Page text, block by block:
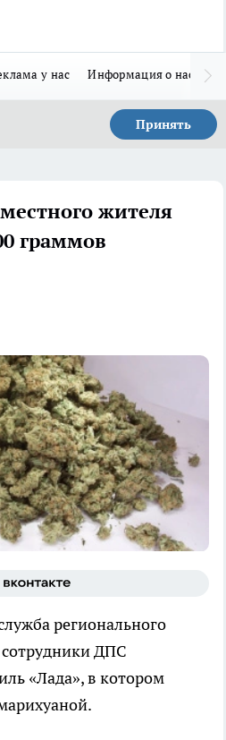
у нас Информация о нас
Принять
жителя
граммов
регионального
ДПС
«Лада», в котором